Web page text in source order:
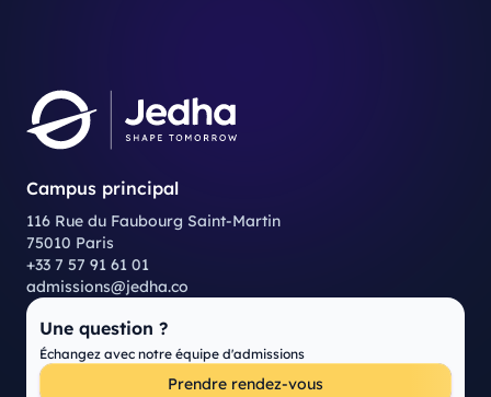
Campus principal
116 Rue du Faubourg Saint-Martin
75010 Paris
+33 7 57 91 61 01
admissions@jedha.co
Une question ?
Échangez avec notre équipe d'admissions
Prendre rendez-vous